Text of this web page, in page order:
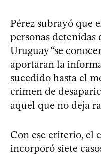
Pérez subrayó que
personas detenidas
Uruguay “se
aportaran la
sucedido hasta el
crimen de
aquel que no deja
Con ese criterio, el
incorporó siete